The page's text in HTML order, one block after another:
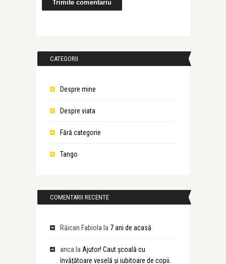
CATEGORII
Despre mine
Despre viata
Fără categorie
Tango
COMENTARII RECENTE
Răican Fabiola la 7 ani de acasă
anca la Ajutor! Caut școală cu
învățătoare veselă și iubitoare de copii.